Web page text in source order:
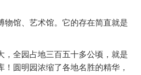
物馆、艺术馆。它的存在简直就是
，全园占地三百五十多公顷，就是
！圆明园浓缩了各地名胜的精华，